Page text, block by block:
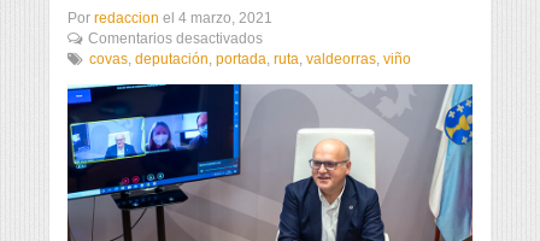
Por redaccion el 4 marzo, 2021
Comentarios desactivadosen
As
do
Valdeorras,
como
atractivo
turístico
covas, deputación, portada, ruta, valdeorras, viño